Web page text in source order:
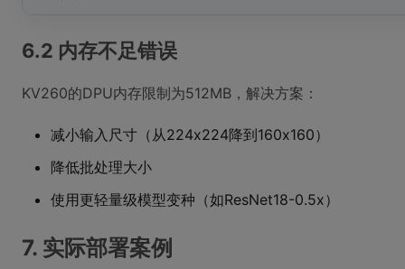
6.2 内存不足错误
KV260的DPU内存限制为512MB，解决方案：
减小输入尺寸（从224x224降到160x160）
降低批处理大小
使用更轻量级模型变种（如ResNet18-0.5x）
7. 实际部署案例